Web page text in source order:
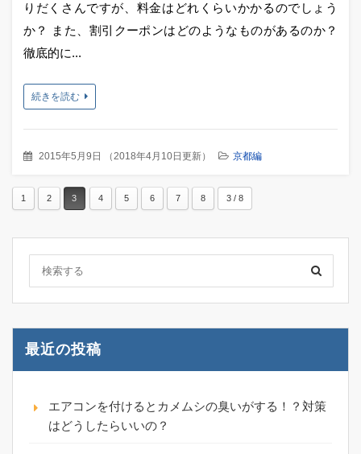
りだくさんですが、料金はどれくらいかかるのでしょう
か？ また、割引クーポンはどのようなものがあるのか？
徹底的に...
続きを読む
2015年5月9日 （2018年4月10日更新） 京都編
1 2 3 4 5 6 7 8 3 / 8
最近の投稿
エアコンを付けるとカメムシの臭いがする！？対策
はどうしたらいいの？